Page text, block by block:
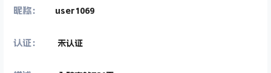
昵称： user1069
认证： 未认证